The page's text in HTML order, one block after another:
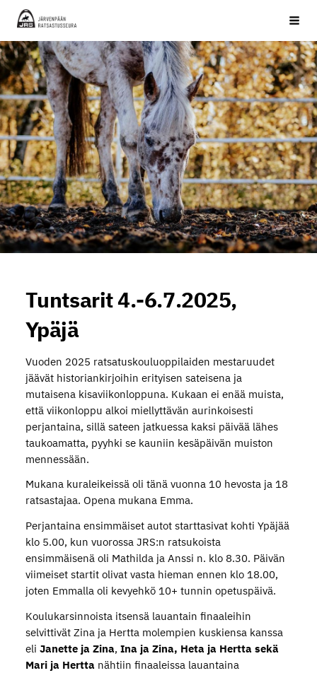
Siirry
sivun
sisältöön
JRS ry
Tuntsarit 4.-6.7.2025,
Ypäjä
Vuoden 2025 ratsatuskouluoppilaiden mestaruudet
jäävät historiankirjoihin erityisen sateisena ja
mutaisena kisaviikonloppuna. Kukaan ei enää muista,
että viikonloppu alkoi miellyttävän aurinkoisesti
perjantaina, sillä sateen jatkuessa kaksi päivää lähes
taukoamatta, pyyhki se kauniin kesäpäivän muiston
mennessään.
Mukana kuraleikeissä oli tänä vuonna 10 hevosta ja 18
ratsastajaa. Opena mukana Emma.
Perjantaina ensimmäiset autot starttasivat kohti Ypäjää
klo 5.00, kun vuorossa JRS:n ratsukoista
ensimmäisenä oli Mathilda ja Anssi n. klo 8.30. Päivän
viimeiset startit olivat vasta hieman ennen klo 18.00,
joten Emmalla oli kevyehkö 10+ tunnin opetuspäivä.
Koulukarsinnoista itsensä lauantain finaaleihin
selvittivät Zina ja Hertta molempien kuskiensa kanssa
eli Janette ja Zina, Ina ja Zina, Heta ja Hertta sekä
Mari ja Hertta nähtiin finaaleissa lauantaina